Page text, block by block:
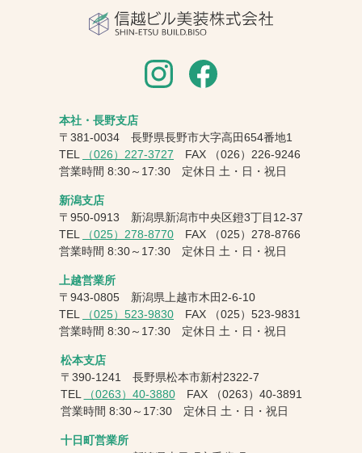
本社・長野支店
〒381-0034 長野県長野市大字高田654番地1
TEL
（026）227-3727 FAX
（026）226-9246
営業時間 8:30～17:30 定休日 土・日・祝日
新潟支店
〒950-0913 新潟県新潟市中央区鐙3丁目12-37
TEL
（025）278-8770 FAX
（025）278-8766
営業時間 8:30～17:30 定休日 土・日・祝日
上越営業所
〒943-0805 新潟県上越市木田2-6-10
TEL
（025）523-9830 FAX
（025）523-9831
営業時間 8:30～17:30 定休日 土・日・祝日
松本支店
〒390-1241 長野県松本市新村2322-7
TEL
（0263）40-3880FAX
（0263）40-3891
営業時間 8:30～17:30 定休日 土・日・祝日
十日町営業所